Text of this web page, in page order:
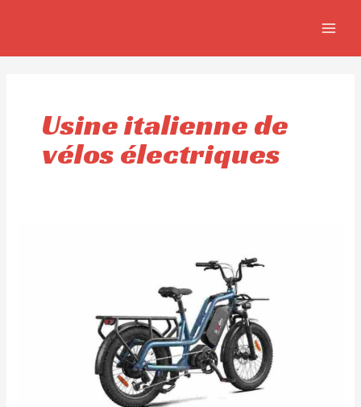
Usine italienne de
vélos électriques